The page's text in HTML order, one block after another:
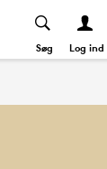
Søg Log ind